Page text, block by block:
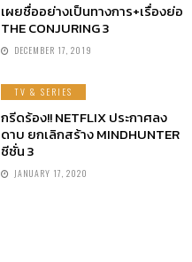
เผยชื่ออย่างเป็นทางการ+เรื่องย่อ
THE CONJURING 3
DECEMBER 17, 2019
TV & SERIES
กรีดร้อง!! NETFLIX ประกาศลง
ดาบ ยกเลิกสร้าง MINDHUNTER
ซีซั่น 3
JANUARY 17, 2020